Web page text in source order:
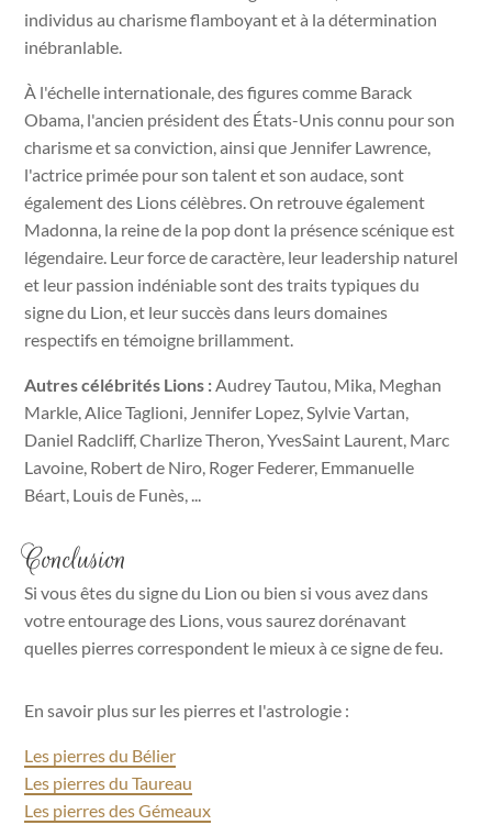
individus au charisme flamboyant et à la détermination
inébranlable.
À l'échelle internationale, des figures comme Barack
Obama, l'ancien président des États-Unis connu pour son
charisme et sa conviction, ainsi que Jennifer Lawrence,
l'actrice primée pour son talent et son audace, sont
également des Lions célèbres. On retrouve également
Madonna, la reine de la pop dont la présence scénique est
légendaire. Leur force de caractère, leur leadership naturel
et leur passion indéniable sont des traits typiques du
signe du Lion, et leur succès dans leurs domaines
respectifs en témoigne brillamment.
Autres célébrités Lions :Audrey Tautou, Mika, Meghan
Markle, Alice Taglioni, Jennifer Lopez, Sylvie Vartan,
Daniel Radcliff, Charlize Theron, YvesSaint Laurent, Marc
Lavoine, Robert de Niro, Roger Federer, Emmanuelle
Béart, Louis de Funès, ...
Conclusion
Si vous êtes du signe du Lion ou bien si vous avez dans
votre entourage des Lions, vous saurez dorénavant
quelles pierres correspondent le mieux à ce signe de feu.
En savoir plus sur les pierres et l'astrologie :
Les pierres du Bélier
Les pierres du Taureau
Les pierres des Gémeaux